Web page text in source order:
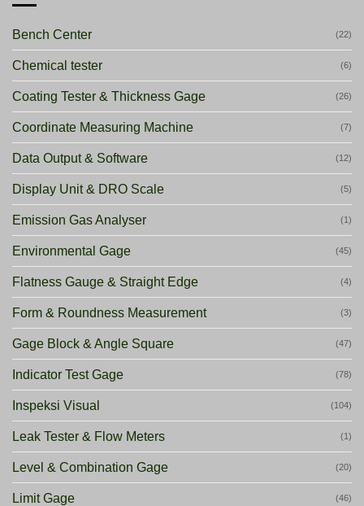
Bench Center (22)
Chemical tester (6)
Coating Tester & Thickness Gage (26)
Coordinate Measuring Machine (7)
Data Output & Software (12)
Display Unit & DRO Scale (5)
Emission Gas Analyser (1)
Environmental Gage (45)
Flatness Gauge & Straight Edge (4)
Form & Roundness Measurement (3)
Gage Block & Angle Square (47)
Indicator Test Gage (78)
Inspeksi Visual (104)
Leak Tester & Flow Meters (1)
Level & Combination Gage (20)
Limit Gage (46)